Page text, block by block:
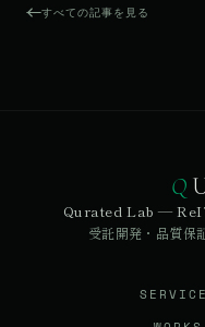
すべての記事を見る
Q
Qurated Lab —
受託開発・品質